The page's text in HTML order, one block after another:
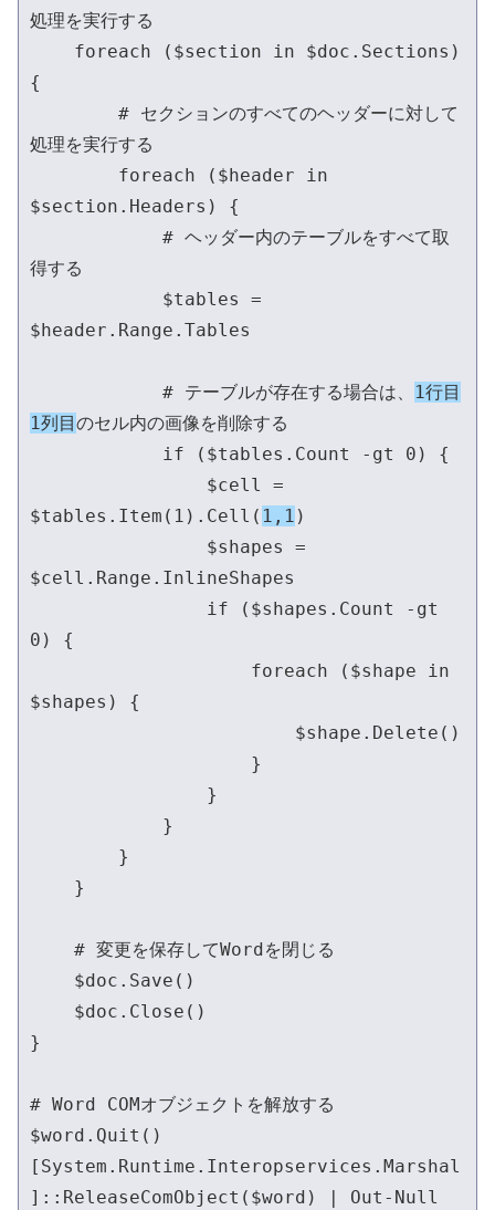
処理を実行する
{
処理を実行する
$section.Headers) {
得する
$header.Range.Tables
            # テーブルが存在する場合は、
1行目
1列目 のセル内の画像を削除する
$tables.Item(1).Cell( 1,1 )
$cell.Range.InlineShapes
0) {
$shapes) {
}
# Word COMオブジェクトを解放する
$word.Quit()
[System.Runtime.Interopservices.Marshal
]::ReleaseComObject($word) | Out-Null